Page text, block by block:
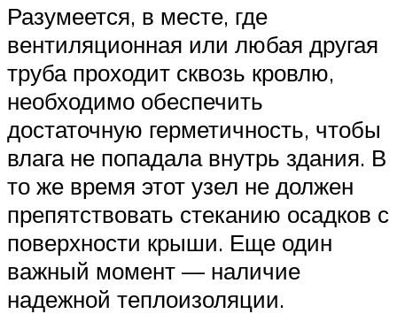
Разумеется, в месте, где
вентиляционная или любая другая
труба проходит сквозь кровлю,
необходимо обеспечить
достаточную герметичность, чтобы
влага не попадала внутрь здания. В
то же время этот узел не должен
препятствовать стеканию осадков с
поверхности крыши. Еще один
важный момент — наличие
надежной теплоизоляции.